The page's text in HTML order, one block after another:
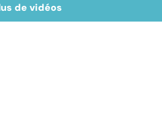
de vidéos